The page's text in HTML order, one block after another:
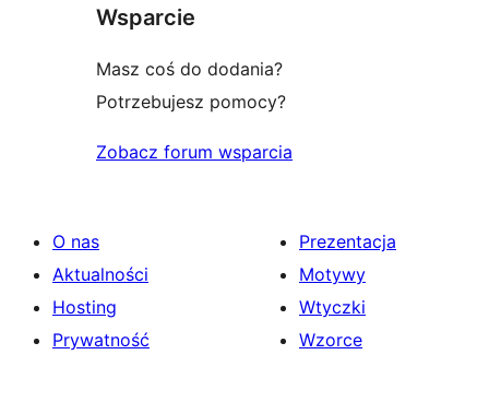
Wsparcie
Masz coś do dodania?
Potrzebujesz pomocy?
Zobacz forum wsparcia
O nas
Aktualności
Hosting
Prywatność
Prezentacja
Motywy
Wtyczki
Wzorce